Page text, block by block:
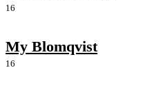
16
My Blomqvist
16